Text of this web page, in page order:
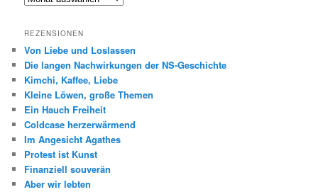
REZENSIONEN
Von Liebe und Loslassen
Die langen Nachwirkungen der NS-Geschichte
Kimchi, Kaffee, Liebe
Kleine Löwen, große Themen
Ein Hauch Freiheit
Coldcase herzerwärmend
Im Angesicht Agathes
Protest ist Kunst
Finanziell souverän
Aber wir lebten